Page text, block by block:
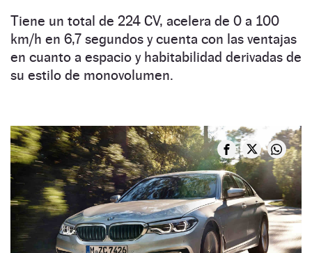
Tiene un total de 224 CV, acelera de 0 a 100
km/h en 6,7 segundos y cuenta con las ventajas
en cuanto a espacio y habitabilidad derivadas de
su estilo de monovolumen.